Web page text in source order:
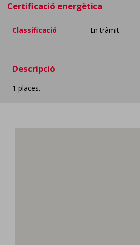
Certificació energètica
Classificació En tràmit
Descripció
1 places.